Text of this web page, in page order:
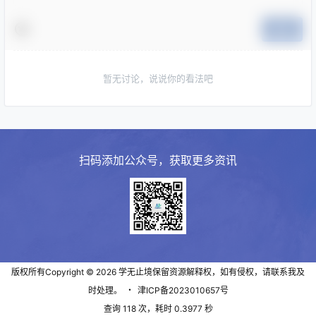
暂无讨论，说说你的看法吧
扫码添加公众号，获取更多资讯
版权所有Copyright © 2026 学无止境保留资源解释权，如有侵权，请联系我及
时处理。
・ 津ICP备2023010657号
查询 118 次，耗时 0.3977 秒